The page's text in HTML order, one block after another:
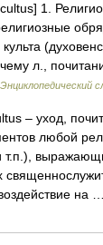
1.
л.,
Энциклопедический
– уход,
любой
т.п.),
на